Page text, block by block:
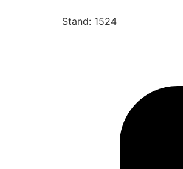
Stand: 1524